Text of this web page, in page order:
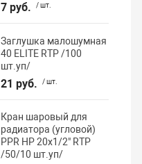
7 руб. / шт.
Заглушка малошумная
40 ELITE RTP /100
шт.уп/
21 руб. / шт.
Кран шаровый для
радиатора (угловой)
PPR НР 20х1/2" RTP
/50/10 шт.уп/